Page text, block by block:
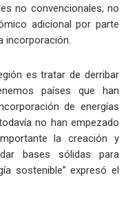
no convencionales, no
adicional por parte
incorporación.
es tratar de derribar
países que han
de energías
no han empezado
la creación y
bases sólidas para
sostenible” expresó el